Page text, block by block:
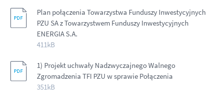
Plan połączenia Towarzystwa Funduszy Inwestycyjnych
PZU SA z Towarzystwem Funduszy Inwestycyjnych
ENERGIA S.A.
411kB
1) Projekt uchwały Nadzwyczajnego Walnego
Zgromadzenia TFI PZU w sprawie Połączenia
351kB